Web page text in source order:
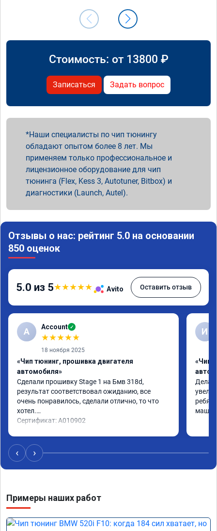
Стоимость: от 13800 ₽
Записаться Задать вопрос
Наши специалисты по чип тюнингу
обладают опытом более 8 лет. Мы
применяем только профессиональное и
лицензионное оборудование для чип
тюнинга (Flex, Kess 3, Autotuner, Bitbox) и
диагностики (Launch, Autel).
Отзывы о нас: рейтинг 5.0 на основании
850 оценок
5.0 из 5★★★★★ Avito Оставить отзыв
A Account ✓
★★★★★
18 ноября 2025
«Чип тюнинг, прошивка двигателя
автомобиля»
Сделали прошивку Stage 1 на Бмв 318d,
результат соответствовал ожиданию, все
очень понравилось, сделали отлично, то что
хотел.
Сертификат: A010902
И
«Чип
‹ ›
Примеры наших работ